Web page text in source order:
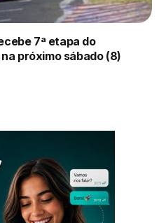
7ª etapa do
próximo sábado (8)